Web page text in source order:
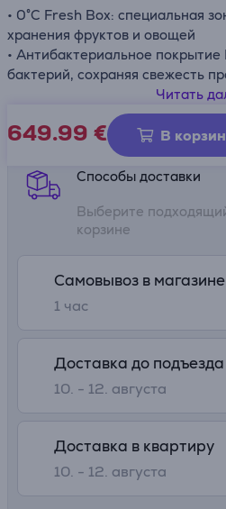
• 0°C Fresh Box: специальная
хранения фруктов и овощей
• Антибактериальное
бактерий, сохраняя свежесть
внутреннего пространства
• Умное подключение
холодильником через смарт-
• Быстрая заморозка при -
свежесть продуктов
Читать
649.99 € В
Информационный лист
Способы доставки
Выберите
корзине
Самовывоз в магазине
1 час
Доставка до подъезда
10. - 12. августа
Доставка в квартиру
10. - 12. августа